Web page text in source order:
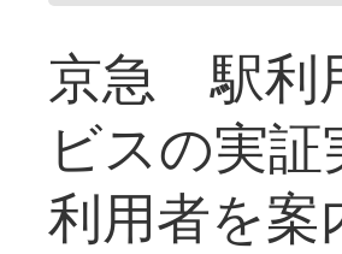
京急 駅利
ビスの実
利用者を案